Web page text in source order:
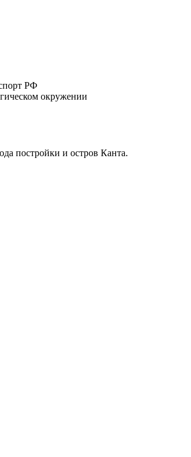
РФ
окружении
постройки и остров Канта.